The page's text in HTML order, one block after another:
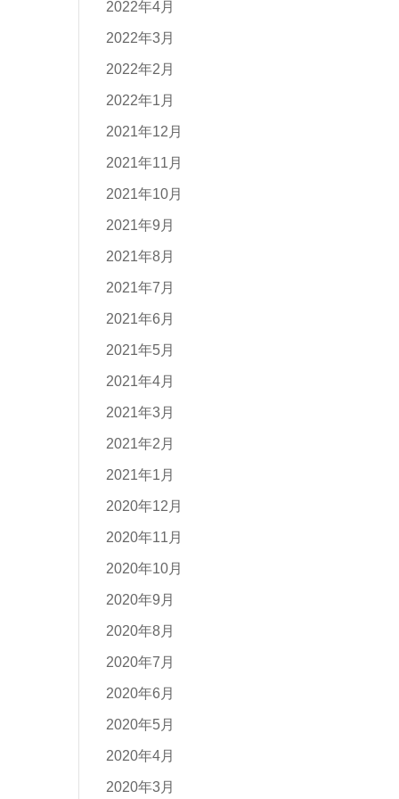
2022年4月
2022年3月
2022年2月
2022年1月
2021年12月
2021年11月
2021年10月
2021年9月
2021年8月
2021年7月
2021年6月
2021年5月
2021年4月
2021年3月
2021年2月
2021年1月
2020年12月
2020年11月
2020年10月
2020年9月
2020年8月
2020年7月
2020年6月
2020年5月
2020年4月
2020年3月